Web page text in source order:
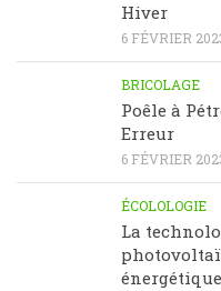
Hiver
6 FÉVRIER
BRICOLAGE
Poêle à
Erreur
6 FÉVRIER
ÉCOLOLOGIE
La
énergétique